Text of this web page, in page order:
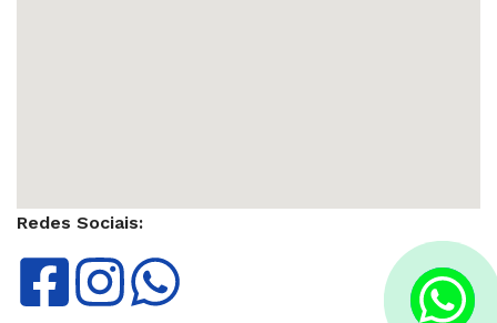
Redes Sociais: